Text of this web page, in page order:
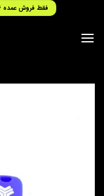
content
فقط فروش عمده 02133969586